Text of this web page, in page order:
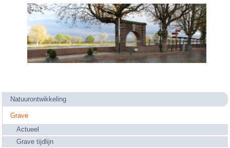
Natuurontwikkeling
Grave
Actueel
Grave tijdlijn